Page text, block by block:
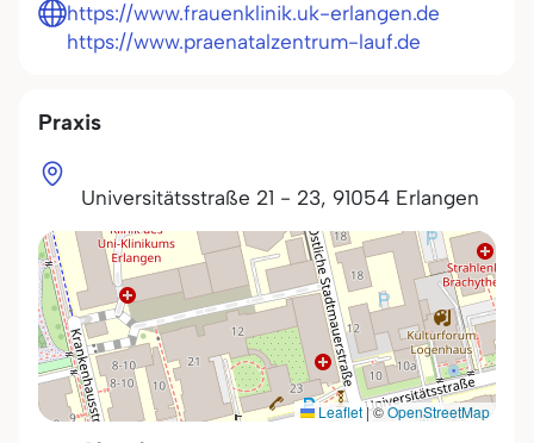
Praxis
Universitätsstraße 21 - 23, 91054 Erlangen
Leaflet|©OpenStreetMap
https://www.frauenklinik.uk-erlangen.de
https://www.praenatalzentrum-lauf.de